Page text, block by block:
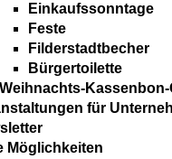
Einkaufssonntage
Feste
Filderstadtbecher
Bürgertoilette
Weihnachts-Kassenbon-
für
Möglichkeiten